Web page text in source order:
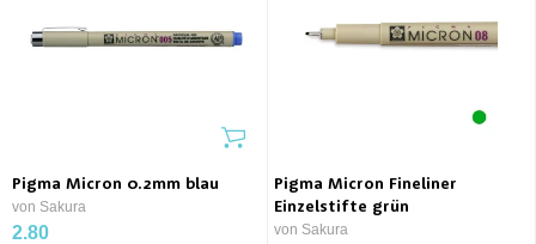
Pigma Micron 0.2mm blau
von Sakura
2.80
Pigma Micron Fineliner
Einzelstifte grün
von Sakura